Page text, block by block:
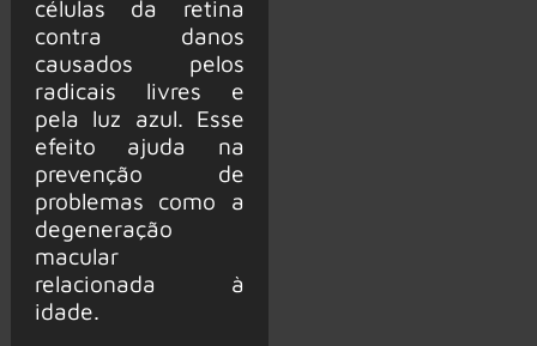
células da retina
contra danos
causados pelos
radicais livres e
pela luz azul. Esse
efeito ajuda na
prevenção de
problemas como a
degeneração
macular
relacionada à
idade.